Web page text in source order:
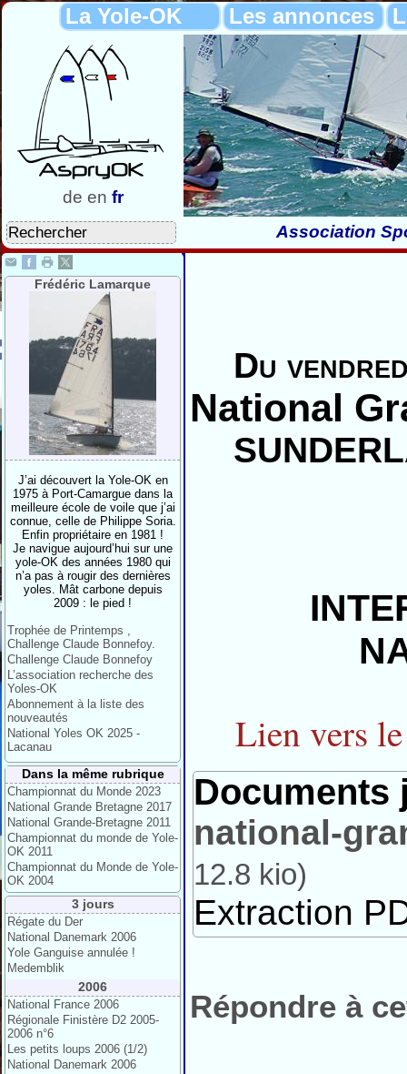
La Yole-OK Les annonces
de en fr
Association
Frédéric Lamarque
J’ai découvert la Yole-OK en
1975 à Port-Camargue dans la
meilleure école de voile que j’ai
connue, celle de Philippe Soria.
Enfin propriétaire en 1981 !
Je navigue aujourd’hui sur une
yole-OK des années 1980 qui
n’a pas à rougir des dernières
yoles. Mât carbone depuis
2009 : le pied !
Trophée de Printemps ,
Challenge Claude Bonnefoy.
Challenge Claude Bonnefoy
L’association recherche des
Yoles-OK
Abonnement à la liste des
nouveautés
National Yoles OK 2025 -
Lacanau
Dans la même rubrique
Championnat du Monde 2023
National Grande Bretagne 2017
National Grande-Bretagne 2011
Championnat du monde de Yole-
OK 2011
Championnat du Monde de Yole-
OK 2004
3 jours
Régate du Der
National Danemark 2006
Yole Ganguise annulée !
Medemblik
2006
National France 2006
Régionale Finistère D2 2005-
2006 n°6
Les petits loups 2006 (1/2)
National Danemark 2006
Du
National
Lien vers
Documents
national-
12.8 kio)
Extraction
Répondre à